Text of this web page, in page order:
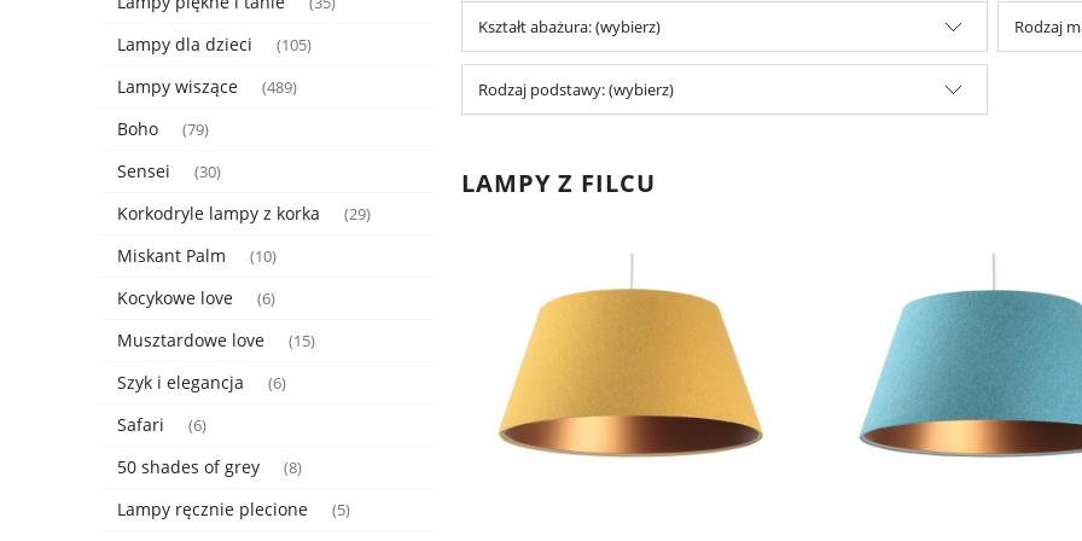
Lampy dla dzieci (105)
Lampy wiszące (489)
Boho (79)
Sensei (30)
Korkodryle lampy z korka (29)
Miskant Palm (10)
Kocykowe love (6)
Musztardowe love (15)
Szyk i elegancja (6)
Safari (6)
50 shades of grey (8)
Lampy ręcznie plecione (5)
Kształt abażura: (wybierz) Rodzaj
Rodzaj podstawy: (wybierz)
LAMPY Z FILCU